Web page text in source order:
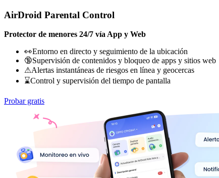
AirDroid Parental Control
Protector de menores 24/7 vía App y Web
👀Entorno en directo y seguimiento de la ubicación
🔞Supervisión de contenidos y bloqueo de apps y sitios web
⚠Alertas instantáneas de riesgos en línea y geocercas
⌛Control y supervisión del tiempo de pantalla
Probar gratis